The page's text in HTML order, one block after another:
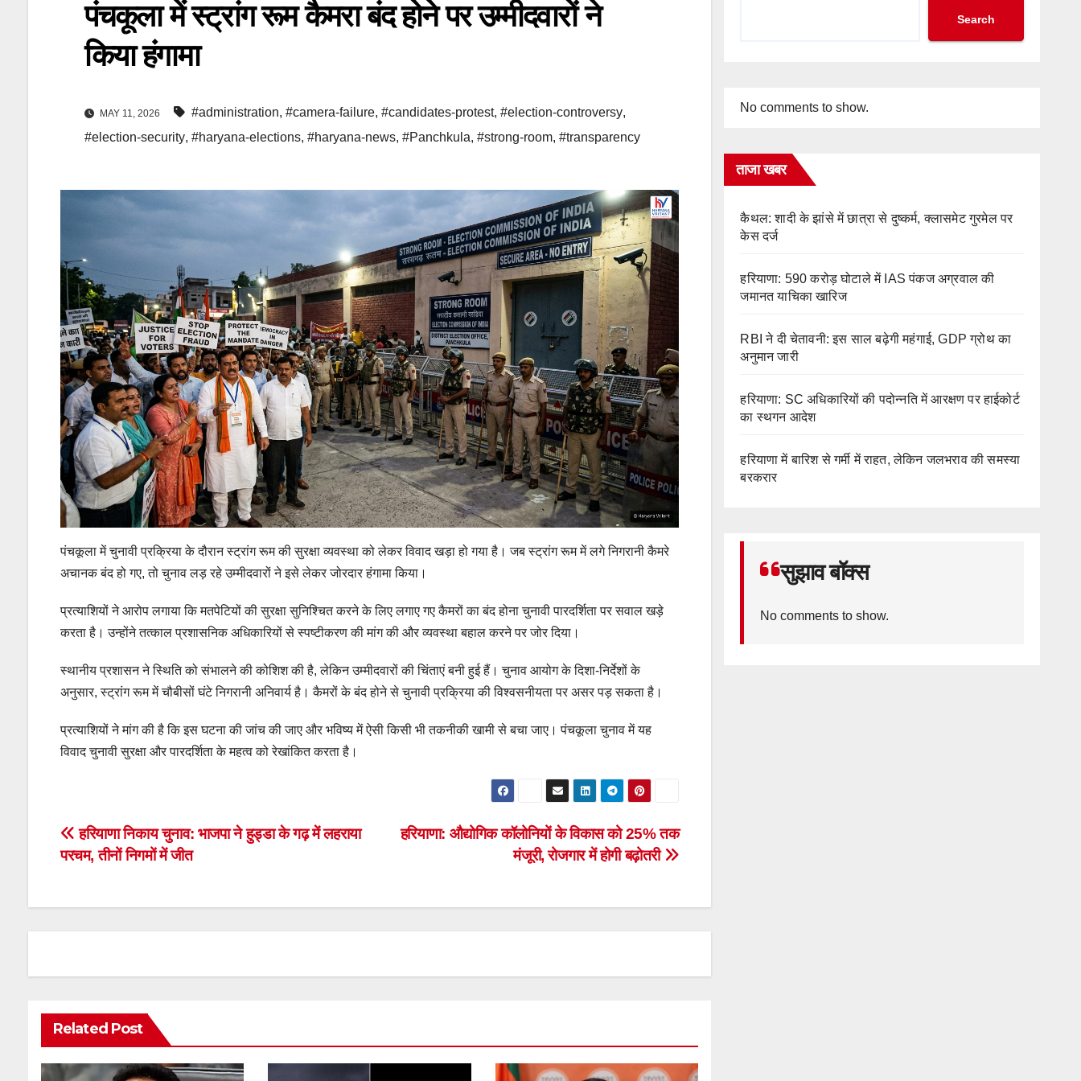
पंचकूला में स्ट्रांग रूम कैमरा बंद होने पर उम्मीदवारों ने
किया हंगामा
MAY 11, 2026 #administration, #camera-failure, #candidates-protest, #election-controversy,
#election-security, #haryana-elections, #haryana-news, #Panchkula, #strong-room, #transparency
पंचकूला में चुनावी प्रक्रिया के दौरान स्ट्रांग रूम की सुरक्षा व्यवस्था को लेकर विवाद खड़ा हो गया है। जब स्ट्रांग रूम में लगे निगरानी कैमरे
अचानक बंद हो गए, तो चुनाव लड़ रहे उम्मीदवारों ने इसे लेकर जोरदार हंगामा किया।
प्रत्याशियों ने आरोप लगाया कि मतपेटियों की सुरक्षा सुनिश्चित करने के लिए लगाए गए कैमरों का बंद होना चुनावी पारदर्शिता पर सवाल खड़े
करता है। उन्होंने तत्काल प्रशासनिक अधिकारियों से स्पष्टीकरण की मांग की और व्यवस्था बहाल करने पर जोर दिया।
स्थानीय प्रशासन ने स्थिति को संभालने की कोशिश की है, लेकिन उम्मीदवारों की चिंताएं बनी हुई हैं। चुनाव आयोग के दिशा-निर्देशों के
अनुसार, स्ट्रांग रूम में चौबीसों घंटे निगरानी अनिवार्य है। कैमरों के बंद होने से चुनावी प्रक्रिया की विश्वसनीयता पर असर पड़ सकता है।
प्रत्याशियों ने मांग की है कि इस घटना की जांच की जाए और भविष्य में ऐसी किसी भी तकनीकी खामी से बचा जाए। पंचकूला चुनाव में यह
विवाद चुनावी सुरक्षा और पारदर्शिता के महत्व को रेखांकित करता है।
Post
navigation
हरियाणा: औद्योगिक कॉलोनियों के विकास को 25% तक
मंजूरी, रोजगार में होगी बढ़ोतरी
हरियाणा निकाय चुनाव: भाजपा ने हुड्डा के गढ़ में लहराया
परचम, तीनों निगमों में जीत
Related Post
Search
No comments to show.
ताजा खबर
कैथल: शादी के झांसे में छात्रा से दुष्कर्म, क्लासमेट गुरमेल पर
केस दर्ज
हरियाणा: 590 करोड़ घोटाले में IAS पंकज अग्रवाल की
जमानत याचिका खारिज
RBI ने दी चेतावनी: इस साल बढ़ेगी महंगाई, GDP ग्रोथ का
अनुमान जारी
हरियाणा: SC अधिकारियों की पदोन्नति में आरक्षण पर हाईकोर्ट
का स्थगन आदेश
हरियाणा में बारिश से गर्मी में राहत, लेकिन जलभराव की समस्या
बरकरार
सुझाव बॉक्स
No comments to show.